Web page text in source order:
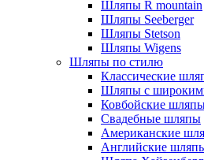
Шляпы R mountain
Шляпы Seeberger
Шляпы Stetson
Шляпы Wigens
Шляпы по стилю
Классические
Шляпы с
Ковбойские
Свадебные шляпы
Американские
Английские